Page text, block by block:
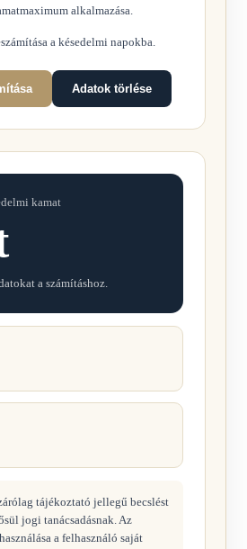
alkalmazása.
a késedelmi napokba.
Adatok törlése
kamat
a számításhoz.
tájékoztató jellegű becslést
jogi tanácsadásnak. Az
a felhasználó saját